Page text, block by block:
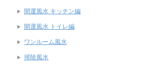
開運風水 キッチン編
開運風水 トイレ編
ワンルーム風水
掃除風水